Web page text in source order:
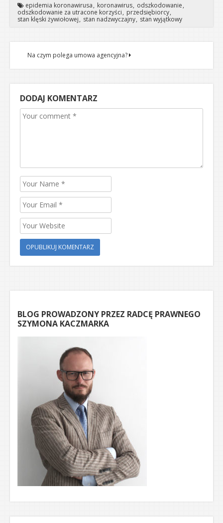
epidemia koronawirusa
koronawirus odszkodowanie
odszkodowanie za utracone korzyści
przedsiębiorcy
stan klęski żywiołowej
stan nadzwyczajny stan wyjątkowy
Na czym polega umowa agencyjna?
DODAJ KOMENTARZ
BLOG PROWADZONY PRZEZ RADCĘ PRAWNEGO
SZYMONA KACZMARKA